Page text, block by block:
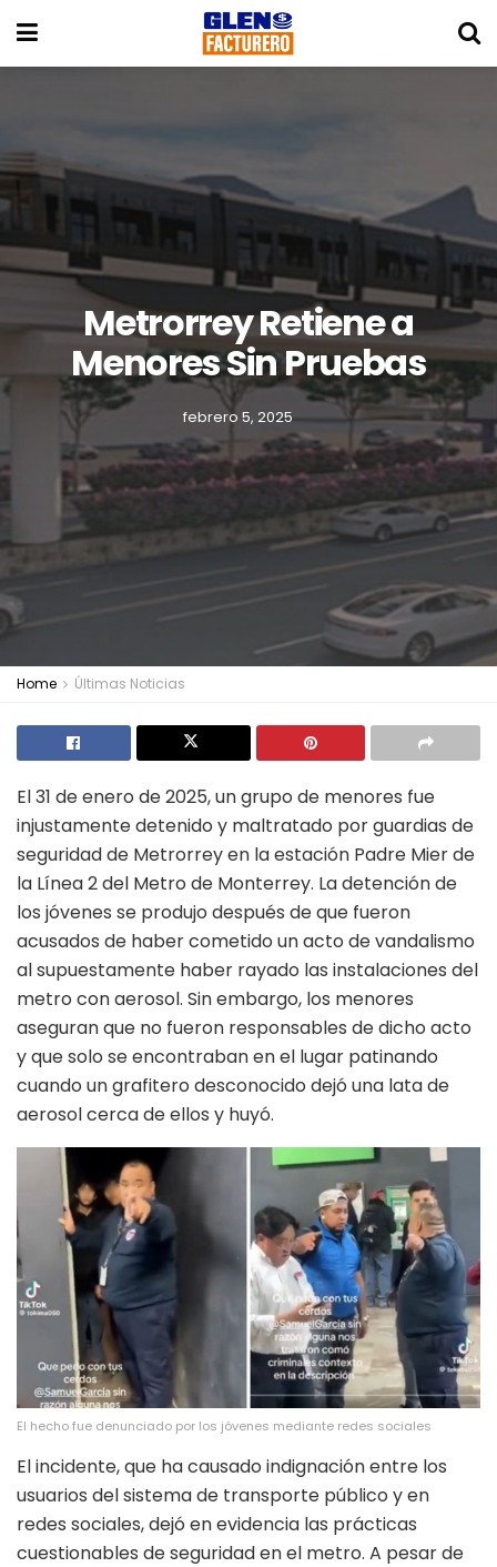
Metrorrey Retiene a
Menores Sin Pruebas
febrero 5, 2025
Home Últimas Noticias
El 31 de enero de 2025, un grupo de menores fue
injustamente detenido y maltratado por guardias de
seguridad de Metrorrey en la estación Padre Mier de
la Línea 2 del Metro de Monterrey. La detención de
los jóvenes se produjo después de que fueron
acusados de haber cometido un acto de vandalismo
al supuestamente haber rayado las instalaciones del
metro con aerosol. Sin embargo, los menores
aseguran que no fueron responsables de dicho acto
y que solo se encontraban en el lugar patinando
cuando un grafitero desconocido dejó una lata de
aerosol cerca de ellos y huyó.
El hecho fue denunciado por los jóvenes mediante redes sociales
El incidente, que ha causado indignación entre los
usuarios del sistema de transporte público y en
redes sociales, dejó en evidencia las prácticas
cuestionables de seguridad en el metro. A pesar de